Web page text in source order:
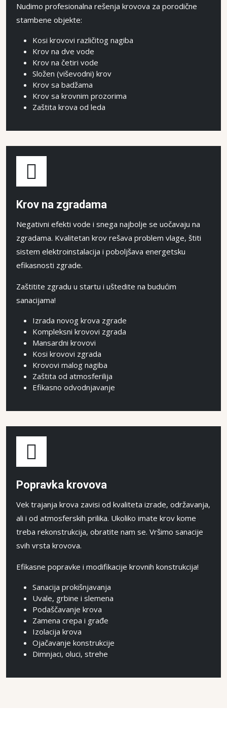
Nudimo profesionalna rešenja krovova za porodične
stambene objekte:
Kosi krovovi različitog nagiba
Krov na dve vode
Krov na četiri vode
Složen (viševodni) krov
Krov sa badžama
Krov sa krovnim prozorima
Zaštita krova od leda
Krov na zgradama
Negativni efekti vode i snega najbolje se uočavaju na
zgradama. Kvalitetan krov rešava problem vlage, štiti
sistem elektroinstalacija i poboljšava energetsku
efikasnosti zgrade.
Zaštitite zgradu u startu i uštedite na budućim
sanacijama!
Izrada novog krova zgrade
Kompleksni krovovi zgrada
Mansardni krovovi
Kosi krovovi zgrada
Krovovi malog nagiba
Zaštita od atmosferilija
Efikasno odvodnjavanje
Popravka krovova
Vek trajanja krova zavisi od kvaliteta izrade, održavanja,
ali i od atmosferskih prilika. Ukoliko imate krov kome
treba rekonstrukcija, obratite nam se. Vršimo sanacije
svih vrsta krovova.
Efikasne popravke i modifikacije krovnih konstrukcija!
Sanacija prokišnjavanja
Uvale, grbine i slemena
Podaščavanje krova
Zamena crepa i građe
Izolacija krova
Ojačavanje konstrukcije
Dimnjaci, oluci, strehe